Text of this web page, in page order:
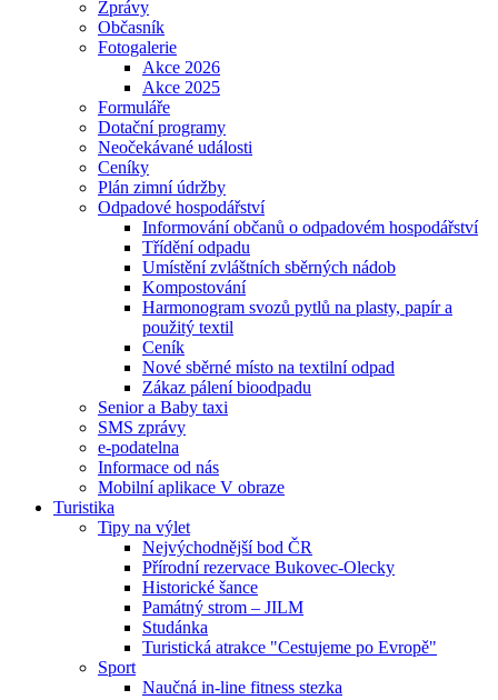
Zprávy
Občasník
Fotogalerie
Akce 2026
Akce 2025
Formuláře
Dotační programy
Neočekávané události
Ceníky
Plán zimní údržby
Odpadové hospodářství
Informování občanů o odpadovém hospodářství
Třídění odpadu
Umístění zvláštních sběrných nádob
Kompostování
Harmonogram svozů pytlů na plasty, papír a
použitý textil
Ceník
Nové sběrné místo na textilní odpad
Zákaz pálení bioodpadu
Senior a Baby taxi
SMS zprávy
e-podatelna
Informace od nás
Mobilní aplikace V obraze
Turistika
Tipy na výlet
Nejvýchodnější bod ČR
Přírodní rezervace Bukovec-Olecky
Historické šance
Památný strom – JILM
Studánka
Turistická atrakce "Cestujeme po Evropě"
Sport
Naučná in-line fitness stezka